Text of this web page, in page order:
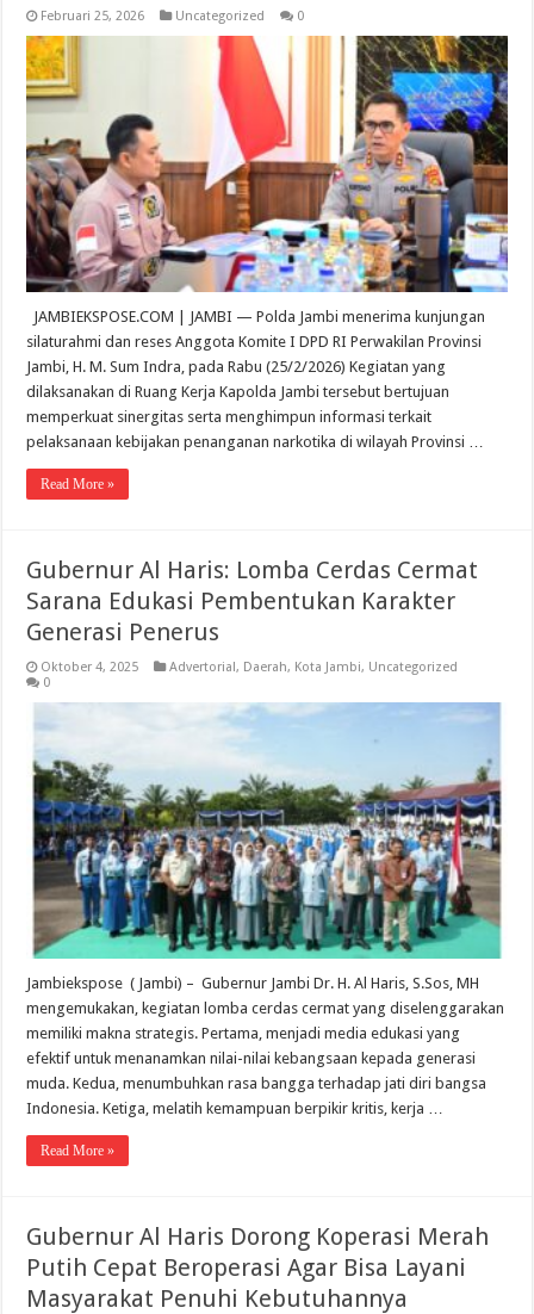
Februari 25, 2026 Uncategorized 0
JAMBIEKSPOSE.COM | JAMBI — Polda Jambi menerima kunjungan
silaturahmi dan reses Anggota Komite I DPD RI Perwakilan Provinsi
Jambi, H. M. Sum Indra, pada Rabu (25/2/2026) Kegiatan yang
dilaksanakan di Ruang Kerja Kapolda Jambi tersebut bertujuan
memperkuat sinergitas serta menghimpun informasi terkait
pelaksanaan kebijakan penanganan narkotika di wilayah Provinsi …
Read More »
Gubernur Al Haris: Lomba Cerdas Cermat
Sarana Edukasi Pembentukan Karakter
Generasi Penerus
Oktober 4, 2025 Advertorial, Daerah, Kota Jambi, Uncategorized
0
Jambiekspose ( Jambi) – Gubernur Jambi Dr. H. Al Haris, S.Sos, MH
mengemukakan, kegiatan lomba cerdas cermat yang diselenggarakan
memiliki makna strategis. Pertama, menjadi media edukasi yang
efektif untuk menanamkan nilai-nilai kebangsaan kepada generasi
muda. Kedua, menumbuhkan rasa bangga terhadap jati diri bangsa
Indonesia. Ketiga, melatih kemampuan berpikir kritis, kerja …
Read More »
Gubernur Al Haris Dorong Koperasi Merah
Putih Cepat Beroperasi Agar Bisa Layani
Masyarakat Penuhi Kebutuhannya